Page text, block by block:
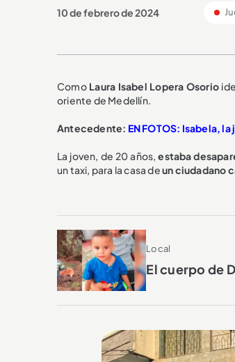
10 de febrero de 2024
Como Laura Isabel Lopera Osorio
oriente de Medellín.
Antecedente: EN FOTOS: Isabela,
La joven, de 20 años,estaba
un taxi, para la casa deun ciudadano
Local
El cuerpo de